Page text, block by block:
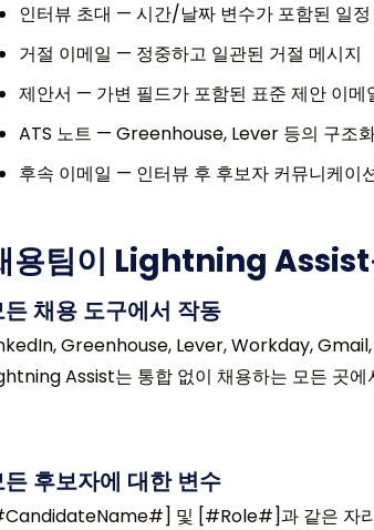
인터뷰 초대 — 시간/날짜 변수가 포함된 일정
거절 이메일 — 정중하고 일관된 거절 메시지
제안서 — 가변 필드가 포함된 표준 제안 이메
ATS 노트 — Greenhouse, Lever 등의 구조
후속 이메일 — 인터뷰 후 후보자 커뮤니케이
용팀이 Lightning Assist
든 채용 도구에서 작동
Greenhouse, Lever, Workday,
Assist는 통합 없이 채용하는 모든 곳에
든 후보자에 대한 변수
및 [#Role#]과 같은 자